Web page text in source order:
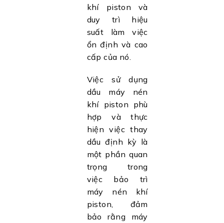
khí piston và
duy trì hiệu
suất làm việc
ổn định và cao
cấp của nó.
Việc sử dụng
dầu máy nén
khí piston phù
hợp và thực
hiện việc thay
dầu định kỳ là
một phần quan
trọng trong
việc bảo trì
máy nén khí
piston, đảm
bảo rằng máy